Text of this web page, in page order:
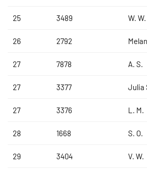
25 3489 W. W.
26 2792
27 7878 A. S.
27 3377 Julia
27 3376 L. M.
28 1668 S. O.
29 3404 V. W.